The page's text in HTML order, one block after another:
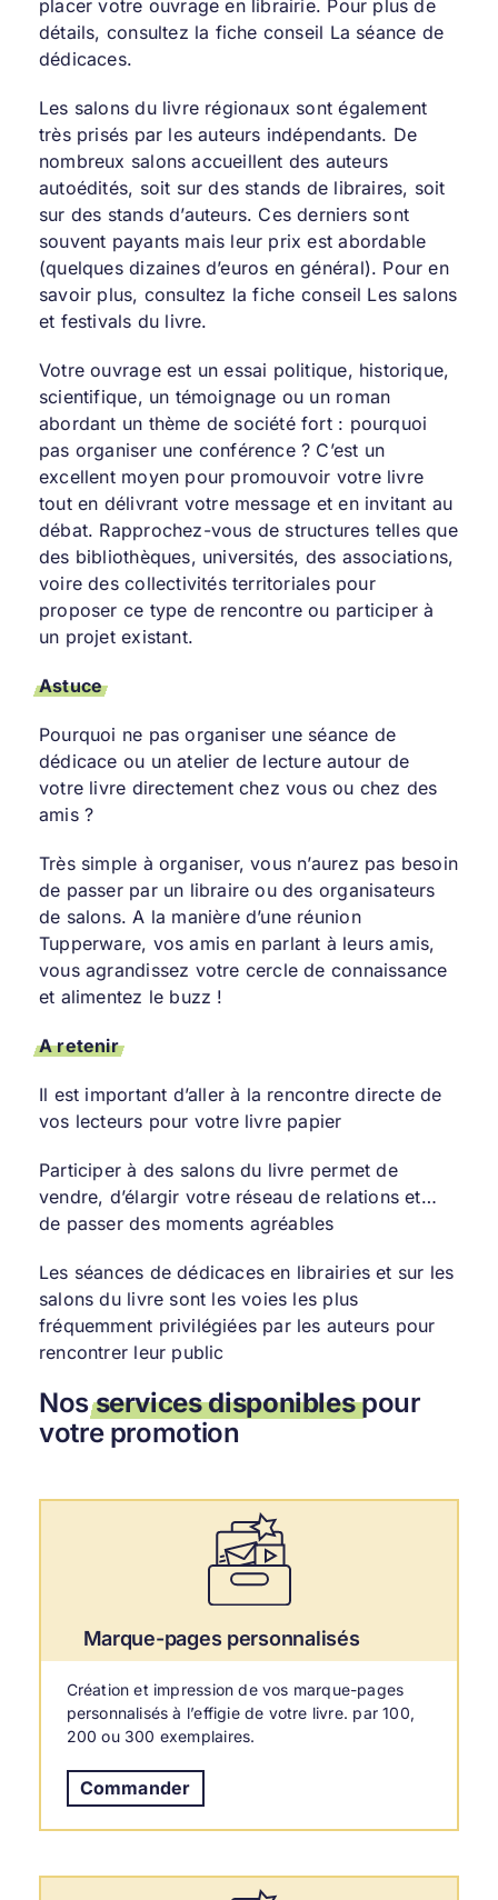
placer votre ouvrage en librairie. Pour plus de
détails, consultez la fiche conseil La séance de
dédicaces.
Les salons du livre régionaux sont également
très prisés par les auteurs indépendants. De
nombreux salons accueillent des auteurs
autoédités, soit sur des stands de libraires, soit
sur des stands d’auteurs. Ces derniers sont
souvent payants mais leur prix est abordable
(quelques dizaines d’euros en général). Pour en
savoir plus, consultez la fiche conseil Les salons
et festivals du livre.
Votre ouvrage est un essai politique, historique,
scientifique, un témoignage ou un roman
abordant un thème de société fort : pourquoi
pas organiser une conférence ? C’est un
excellent moyen pour promouvoir votre livre
tout en délivrant votre message et en invitant au
débat. Rapprochez-vous de structures telles que
des bibliothèques, universités, des associations,
voire des collectivités territoriales pour
proposer ce type de rencontre ou participer à
un projet existant.
Astuce
Pourquoi ne pas organiser une séance de
dédicace ou un atelier de lecture autour de
votre livre directement chez vous ou chez des
amis ?
Très simple à organiser, vous n’aurez pas besoin
de passer par un libraire ou des organisateurs
de salons. A la manière d’une réunion
Tupperware, vos amis en parlant à leurs amis,
vous agrandissez votre cercle de connaissance
et alimentez le buzz !
A retenir
Il est important d’aller à la rencontre directe de
vos lecteurs pour votre livre papier
Participer à des salons du livre permet de
vendre, d’élargir votre réseau de relations et…
de passer des moments agréables
Les séances de dédicaces en librairies et sur les
salons du livre sont les voies les plus
fréquemment privilégiées par les auteurs pour
rencontrer leur public
Nosservices disponiblespour
votre promotion
Marque-pages personnalisés
Création et impression de vos marque-pages
personnalisés à l’effigie de votre livre. par 100,
200 ou 300 exemplaires.
Commander